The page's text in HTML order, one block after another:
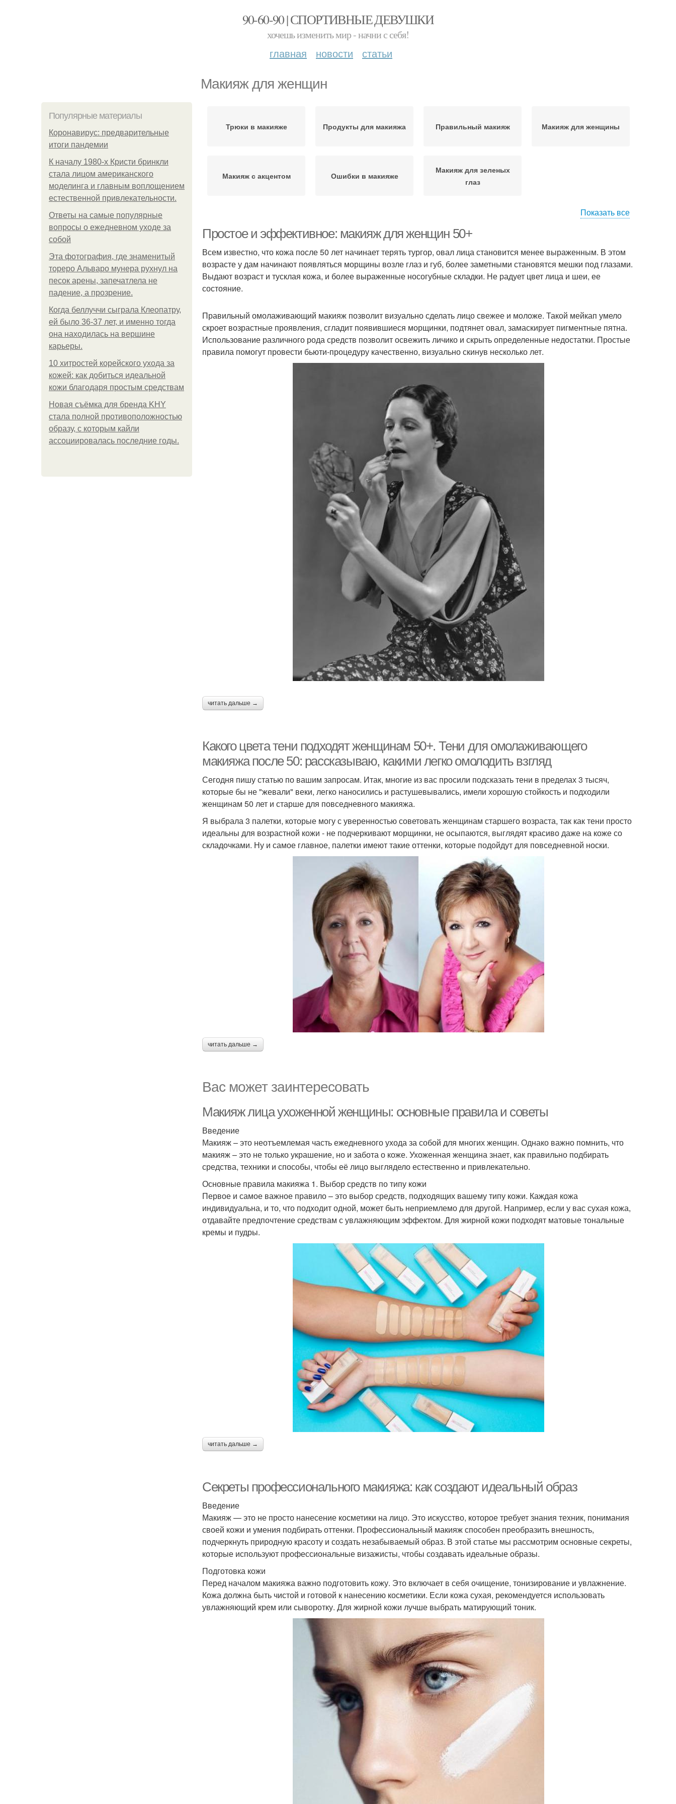
90-60-90 | СПОРТИВНЫЕ ДЕВУШКИ
хочешь изменить мир - начни с себя!
главная новости статьи
Макияж для женщин
Популярные материалы
Коронавирус: предварительные
итоги пандемии
К началу 1980-х Кристи бринкли
стала лицом американского
моделинга и главным воплощением
естественной привлекательности.
Ответы на самые популярные
вопросы о ежедневном уходе за
собой
Эта фотография, где знаменитый
тореро Альваро мунера рухнул на
песок арены, запечатлела не
падение, а прозрение.
Когда беллуччи сыграла Клеопатру,
ей было 36-37 лет, и именно тогда
она находилась на вершине
карьеры.
10 хитростей корейского ухода за
кожей: как добиться идеальной
кожи благодаря простым средствам
Новая съёмка для бренда KHY
стала полной противоположностью
образу, с которым кайли
ассоциировалась последние годы.
Трюки в макияже Продукты для макияжа Правильный макияж Макияж для женщины
Макияж с акцентом Ошибки в макияже
Макияж для зеленых
глаз
Показать все
Простое и эффективное: макияж для женщин 50+
Всем известно, что кожа после 50 лет начинает терять тургор, овал лица становится менее выраженным. В этом
возрасте у дам начинают появляться морщины возле глаз и губ, более заметными становятся мешки под глазами.
Выдают возраст и тусклая кожа, и более выраженные носогубные складки. Не радует цвет лица и шеи, ее
состояние.
Правильный омолаживающий макияж позволит визуально сделать лицо свежее и моложе. Такой мейкап умело
скроет возрастные проявления, сгладит появившиеся морщинки, подтянет овал, замаскирует пигментные пятна.
Использование различного рода средств позволит освежить личико и скрыть определенные недостатки. Простые
правила помогут провести бьюти-процедуру качественно, визуально скинув несколько лет.
читать дальше →
Какого цвета тени подходят женщинам 50+. Тени для омолаживающего
макияжа после 50: рассказываю, какими легко омолодить взгляд
Сегодня пишу статью по вашим запросам. Итак, многие из вас просили подсказать тени в пределах 3 тысяч,
которые бы не "жевали" веки, легко наносились и растушевывались, имели хорошую стойкость и подходили
женщинам 50 лет и старше для повседневного макияжа.
Я выбрала 3 палетки, которые могу с уверенностью советовать женщинам старшего возраста, так как тени просто
идеальны для возрастной кожи - не подчеркивают морщинки, не осыпаются, выглядят красиво даже на коже со
складочками. Ну и самое главное, палетки имеют такие оттенки, которые подойдут для повседневной носки.
читать дальше →
Вас может заинтересовать
Макияж лица ухоженной женщины: основные правила и советы
Введение
Макияж – это неотъемлемая часть ежедневного ухода за собой для многих женщин. Однако важно помнить, что
макияж – это не только украшение, но и забота о коже. Ухоженная женщина знает, как правильно подбирать
средства, техники и способы, чтобы её лицо выглядело естественно и привлекательно.
Основные правила макияжа 1. Выбор средств по типу кожи
Первое и самое важное правило – это выбор средств, подходящих вашему типу кожи. Каждая кожа
индивидуальна, и то, что подходит одной, может быть неприемлемо для другой. Например, если у вас сухая кожа,
отдавайте предпочтение средствам с увлажняющим эффектом. Для жирной кожи подходят матовые тональные
кремы и пудры.
читать дальше →
Секреты профессионального макияжа: как создают идеальный образ
Введение
Макияж — это не просто нанесение косметики на лицо. Это искусство, которое требует знания техник, понимания
своей кожи и умения подбирать оттенки. Профессиональный макияж способен преобразить внешность,
подчеркнуть природную красоту и создать незабываемый образ. В этой статье мы рассмотрим основные секреты,
которые используют профессиональные визажисты, чтобы создавать идеальные образы.
Подготовка кожи
Перед началом макияжа важно подготовить кожу. Это включает в себя очищение, тонизирование и увлажнение.
Кожа должна быть чистой и готовой к нанесению косметики. Если кожа сухая, рекомендуется использовать
увлажняющий крем или сыворотку. Для жирной кожи лучше выбрать матирующий тоник.